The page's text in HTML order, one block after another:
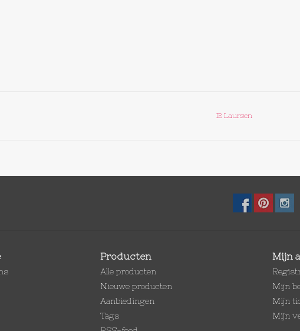
IB Laursen
Producten
Alle producten
Nieuwe producten
Aanbiedingen
Tags
Mijn
Mijn
Mijn
Mijn